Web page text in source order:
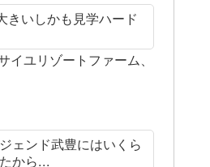
きいしかも見学ハード
イユリゾートファーム、
ェンド武豊にはいくら
から...